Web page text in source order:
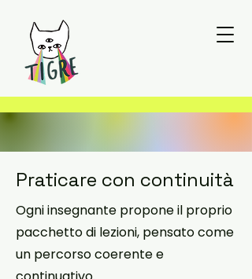
Praticare con continuità
Ogni insegnante propone il proprio
pacchetto di lezioni, pensato come
un percorso coerente e